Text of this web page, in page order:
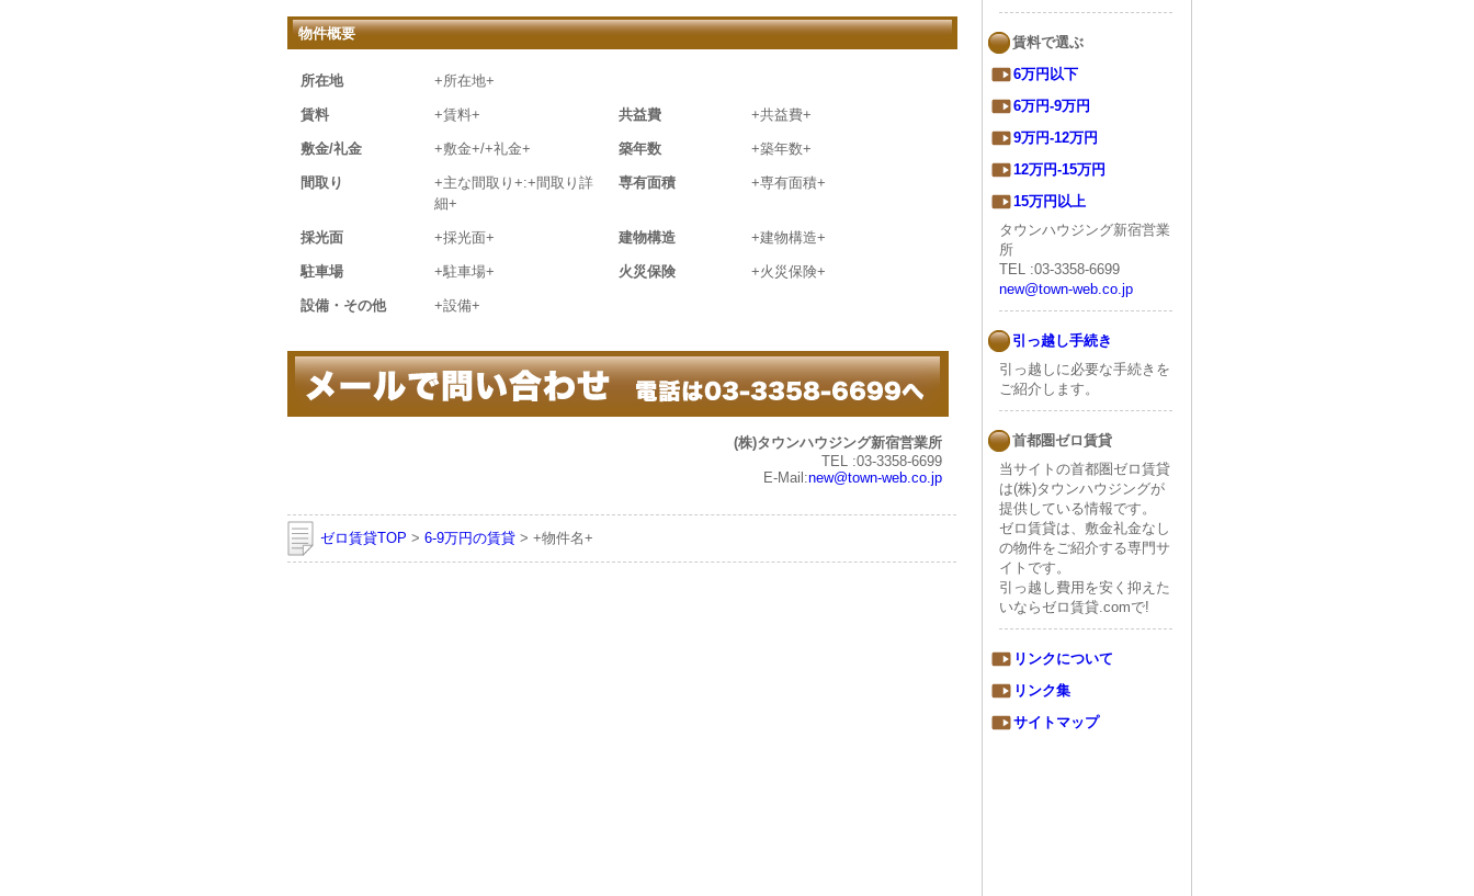
物件概要
所在地 +所在地+
賃料 +賃料+ 共益費 +共益費+
敷金/礼金 +敷金+/+礼金+ 築年数 +築年数+
間取り
+主な間取り+:+間取り詳
細+
専有面積 +専有面積+
採光面 +採光面+ 建物構造 +建物構造+
駐車場 +駐車場+ 火災保険 +火災保険+
設備・その他 +設備+
(株)タウンハウジング新宿営業所
TEL :03-3358-6699
E-Mail:new@town-web.co.jp
ゼロ賃貸TOP > 6-9万円の賃貸 > +物件名+
賃料で選ぶ
6万円以下
6万円-9万円
9万円-12万円
12万円-15万円
15万円以上
タウンハウジング新宿営業
所
TEL :03-3358-6699
new@town-web.co.jp
引っ越し手続き
引っ越しに必要な手続きを
ご紹介します。
首都圏ゼロ賃貸
当サイトの首都圏ゼロ賃貸
は(株)タウンハウジングが
提供している情報です。
ゼロ賃貸は、敷金礼金なし
の物件をご紹介する専門サ
イトです。
引っ越し費用を安く抑えた
いならゼロ賃貸.comで!
リンクについて
リンク集
サイトマップ